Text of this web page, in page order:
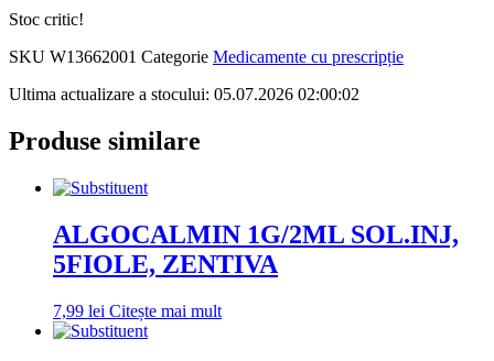
Stoc critic!
SKU W13662001 Categorie Medicamente cu prescripție
Ultima actualizare a stocului: 05.07.2026 02:00:02
Produse similare
ALGOCALMIN 1G/2ML SOL.INJ,
5FIOLE, ZENTIVA
7,99 lei Citește mai mult